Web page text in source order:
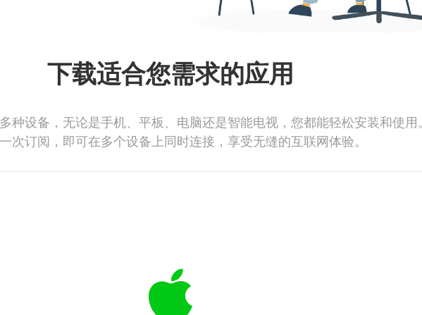
下载适合您需求的应用
种设备，无论是手机、平板、电脑还是智能电视，您都能轻松安装和使用。
次订阅，即可在多个设备上同时连接，享受无缝的互联网体验。